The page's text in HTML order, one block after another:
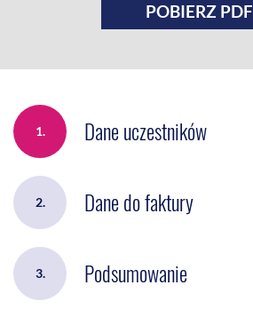
POBIERZ PDF
1. Dane uczestników
2. Dane do faktury
3. Podsumowanie